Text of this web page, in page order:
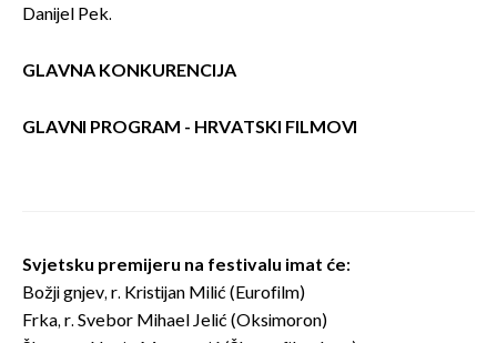
Danijel Pek.
GLAVNA KONKURENCIJA
GLAVNI PROGRAM - HRVATSKI FILMOVI
Svjetsku premijeru na festivalu imat će:
Božji gnjev, r. Kristijan Milić (Eurofilm)
Frka, r. Svebor Mihael Jelić (Oksimoron)